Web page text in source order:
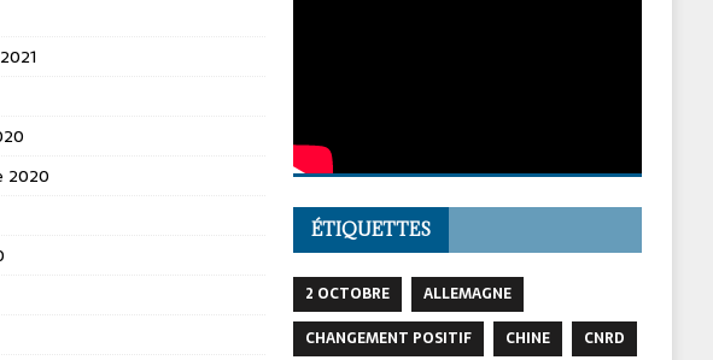
2020
ÉTIQUETTES
2 OCTOBRE
ALLEMAGNE
CHANGEMENT POSITIF
CHINE
CNRD